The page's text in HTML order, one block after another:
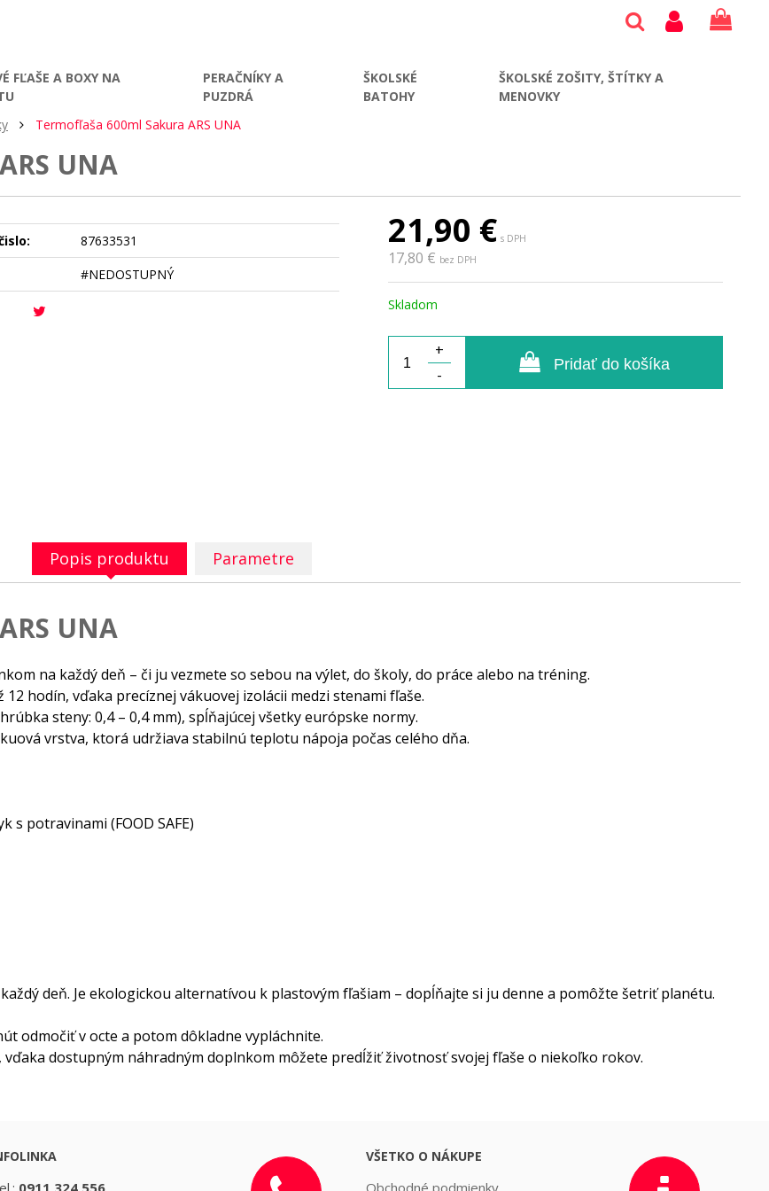
FĽAŠE A BOXY NA
PERAČNÍKY A
PUZDRÁ
ŠKOLSKÉ
BATOHY
ŠKOLSKÉ ZOŠITY, ŠTÍTKY A
MENOVKY
Termofľaša 600ml Sakura ARS UNA
UNA
21,90 € s DPH
17,80 € bez DPH
Skladom
+
-
Pridať do košíka
87633531
#NEDOSTUPNÝ
Popis produktu Parametre
UNA
na každý deň – či ju vezmete so sebou na výlet, do školy, do práce alebo na tréning.
hodín, vďaka precíznej vákuovej izolácii medzi stenami fľaše.
steny: 0,4 – 0,4 mm), spĺňajúcej všetky európske normy.
vrstva, ktorá udržiava stabilnú teplotu nápoja počas celého dňa.
s potravinami (FOOD SAFE)
deň. Je ekologickou alternatívou k plastovým fľašiam – dopĺňajte si ju denne a pomôžte šetriť planétu.
odmočiť v octe a potom dôkladne vypláchnite.
dostupným náhradným doplnkom môžete predĺžiť životnosť svojej fľaše o niekoľko rokov.
0911 324 556
VŠETKO O NÁKUPE
Obchodné podmienky